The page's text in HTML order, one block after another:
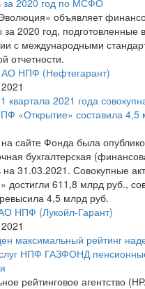
за 2020 год по МСФО
объявляет
за 2020 год, подготовленные в
с международными
отчетности.
НПФ (Нефтегарант)
квартала 2021 года
«Открытие» составила 4,5
сайте Фонда была
бухгалтерская
на 31.03.2021. Совокупные
достигли 611,8 млрд руб.,
4,5 млрд руб.
НПФ (Лукойл-Гарант)
максимальный рейтинг
НПФ ГАЗФОНД
рейтинговое агентство